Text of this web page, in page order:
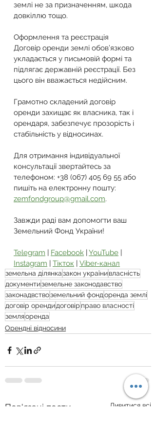
землі не за призначенням, шкода
довкіллю тощо.
Оформлення та реєстрація
Договір оренди землі обов’язково
укладається у письмовій формі та
підлягає державній реєстрації. Без
цього він вважається недійсним.
Грамотно складений договір
оренди захищає як власника, так і
орендаря, забезпечує прозорість і
стабільність у відносинах.
Для отримання індивідуальної
консультації звертайтесь за
телефоном: +38 (067) 405 69 55 або
пишіть на електронну пошту:
zemfondgroup@gmail.com.
Завжди раді вам допомогти ваш
Земельний Фонд України!
Telegram | Facebook | YouTube |
Instagram | Тікток | Viber-канал
земельна ділянказакон українивласність
документиземельне законодавство
законадвствоземельний фондоренда землі
договір орендидоговір право власності
земляоренда
Орендні відносини
Пов'язані пости Дивитися всі